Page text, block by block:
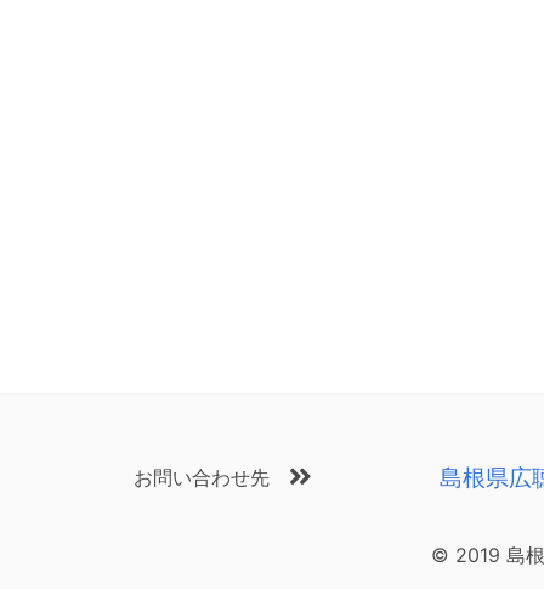
お問い合わせ先 島根県広
© 2019 島